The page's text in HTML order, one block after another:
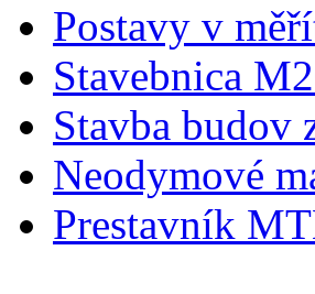
Postavy v
Stavebnica
Stavba budov
Neodymové
Prestavník